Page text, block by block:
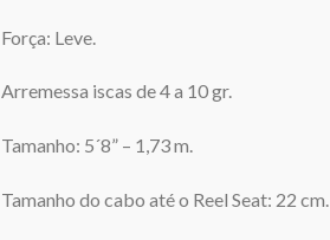
Força: Leve.
Arremessa iscas de 4 a 10 gr.
Tamanho: 5´8” – 1,73 m.
Tamanho do cabo até o Reel Seat: 22 cm.